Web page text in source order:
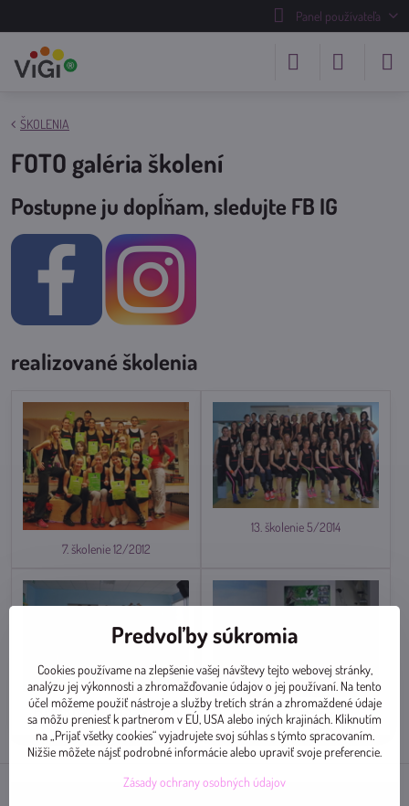
Panel používateľa
ŠKOLENIA
FOTO galéria školení
Postupne ju dopĺňam, sledujte FB IG
realizované školenia
7. školenie 12/2012
13. školenie 5/2014
POWER nadstavba 5.apríl 2014 1. školenie 12.9.2010
Predvoľby súkromia
Cookies používame na zlepšenie vašej návštevy tejto webovej stránky,
analýzu jej výkonnosti a zhromažďovanie údajov o jej používaní. Na tento
účel môžeme použiť nástroje a služby tretích strán a zhromaždené údaje
sa môžu preniesť k partnerom v EÚ, USA alebo iných krajinách. Kliknutím
na „Prijať všetky cookies“ vyjadrujete svoj súhlas s týmto spracovaním.
Nižšie môžete nájsť podrobné informácie alebo upraviť svoje preferencie.
Zásady ochrany osobných údajov